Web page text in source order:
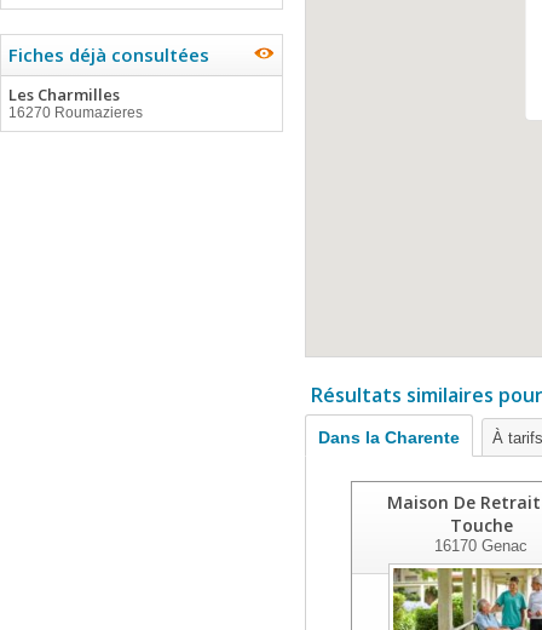
Fiches déjà consultées
Les Charmilles
16270 Roumazieres
Résultats similaires
Dans la Charente À
Maison De
Touche
16170 Genac